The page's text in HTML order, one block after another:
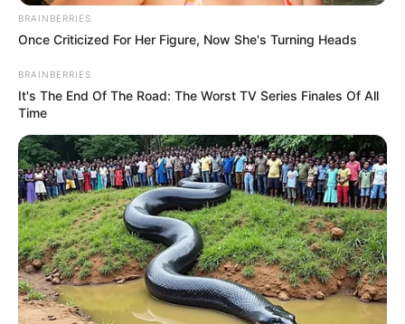
BRAINBERRIES
Once Criticized For Her Figure, Now She's Turning Heads
BRAINBERRIES
It's The End Of The Road: The Worst TV Series Finales Of All
Time